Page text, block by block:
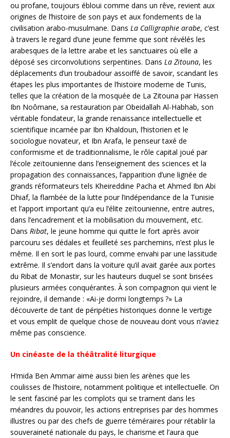
ou profane, toujours ébloui comme dans un rêve, revient aux
origines de l’histoire de son pays et aux fondements de la
civilisation arabo-musulmane. Dans La Calligraphie arabe, c’est
à travers le regard d’une jeune femme que sont révélés les
arabesques de la lettre arabe et les sanctuaires où elle a
déposé ses circonvolutions serpentines. Dans La Zitouna, les
déplacements d’un troubadour assoiffé de savoir, scandant les
étapes les plus importantes de l’histoire moderne de Tunis,
telles que la création de la mosquée de La Zitouna par Hassen
Ibn Noômane, sa restauration par Obeidallah Al-Habhab, son
véritable fondateur, la grande renaissance intellectuelle et
scientifique incarnée par Ibn Khaldoun, l’historien et le
sociologue novateur, et Ibn Arafa, le penseur taxé de
conformisme et de traditionnalisme, le rôle capital joué par
l’école zeïtounienne dans l’enseignement des sciences et la
propagation des connaissances, l’apparition d’une lignée de
grands réformateurs tels Kheireddine Pacha et Ahmed Ibn Abi
Dhiaf, la flambée de la lutte pour l’indépendance de la Tunisie
et l’apport important qu’a eu l’élite zeïtounienne, entre autres,
dans l’encadrement et la mobilisation du mouvement, etc.
Dans Ribat, le jeune homme qui quitte le fort après avoir
parcouru ses dédales et feuilleté ses parchemins, n’est plus le
même. Il en sort le pas lourd, comme envahi par une lassitude
extrême. Il s’endort dans la voiture qu’il avait garée aux portes
du Ribat de Monastir, sur les hauteurs duquel se sont brisées
plusieurs armées conquérantes. À son compagnon qui vient le
rejoindre, il demande : «Ai-je dormi longtemps ?» La
découverte de tant de péripéties historiques donne le vertige
et vous emplit de quelque chose de nouveau dont vous n’aviez
même pas conscience.
Un cinéaste de la théâtralité liturgique
H’mida Ben Ammar aime aussi bien les arènes que les
coulisses de l’histoire, notamment politique et intellectuelle. On
le sent fasciné par les complots qui se trament dans les
méandres du pouvoir, les actions entreprises par des hommes
illustres ou par des chefs de guerre téméraires pour rétablir la
souveraineté nationale du pays, le charisme et l’aura que